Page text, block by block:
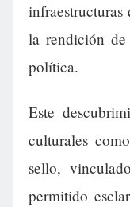
infraestructuras
la rendición
política.
Este
culturales
sello,
permitido